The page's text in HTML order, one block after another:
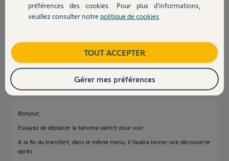
Contact
Anonyme
Participer au fil de discussion
Réponses
Bonjour,
Essayez de déplacer la tahoma switch pour voir.
A la fin du transfert, dans le même menu, il faudra lancer une découverte
après.
préférences des cookies. Pour plus d’informations,
veuillez consulter notre politique de cookies
TOUT ACCEPTER
Gérer mes préférences